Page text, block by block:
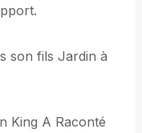
son fils Jardin à
King A Raconté